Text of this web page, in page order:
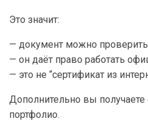
Это значит:
— документ можно проверить
— он даёт право работать
— это не “сертификат из
Дополнительно вы
портфолио.